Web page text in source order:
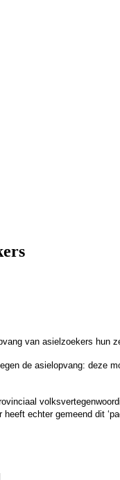
van asielzoekers hun
de asielopvang: deze
echter gemeend dit